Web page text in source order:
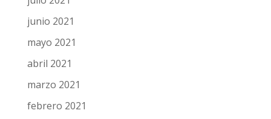
junio 2021
mayo 2021
abril 2021
marzo 2021
febrero 2021